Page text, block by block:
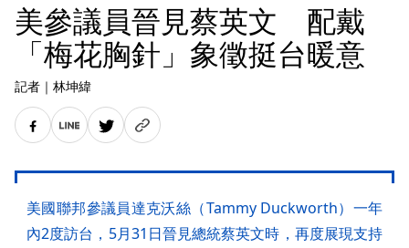
美參議員晉見蔡英文 配戴
「梅花胸針」象徵挺台暖意
記者 ｜ 林坤緯
美國聯邦參議員達克沃絲（Tammy Duckworth）一年
內2度訪台，5月31日晉見總統蔡英文時，再度展現支持